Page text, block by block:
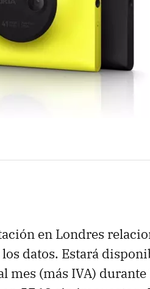
en Londres
datos. Estará
mes (más IVA) durante